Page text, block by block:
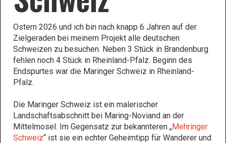
Ostern 2026 und ich bin nach knapp 6 Jahren auf der
Zielgeraden bei meinem Projekt alle deutschen
Schweizen zu besuchen. Neben 3 Stück in Brandenburg
fehlen noch 4 Stück in Rheinland-Pfalz. Beginn des
Endspurtes war die Maringer Schweiz in Rheinland-
Pfalz.
Die Maringer Schweiz ist ein malerischer
Landschaftsabschnitt bei Maring-Noviand an der
Mittelmosel. Im Gegensatz zur bekannteren „Mehringer
Schweiz“ ist sie ein echter Geheimtipp für Wanderer und